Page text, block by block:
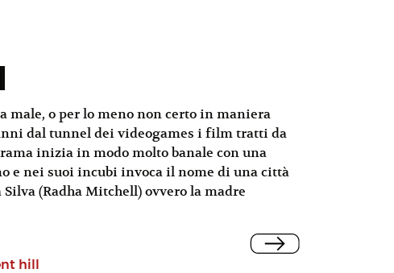
male, o per lo meno non certo in maniera
dal tunnel dei videogames i film tratti da
inizia in modo molto banale con una
e nei suoi incubi invoca il nome di una città
(Radha Mitchell) ovvero la madre
hill